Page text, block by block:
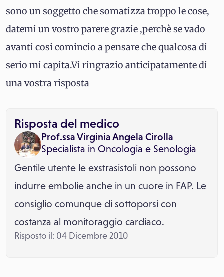
sono un soggetto che somatizza troppo le cose,
datemi un vostro parere grazie ,perchè se vado
avanti cosi comincio a pensare che qualcosa di
serio mi capita.Vi ringrazio anticipatamente di
una vostra risposta
Risposta del medico
Prof.ssa Virginia Angela Cirolla
Specialista in Oncologia e Senologia
Gentile utente le exstrasistoli non possono
indurre embolie anche in un cuore in FAP. Le
consiglio comunque di sottoporsi con
costanza al monitoraggio cardiaco.
Risposto il: 04 Dicembre 2010